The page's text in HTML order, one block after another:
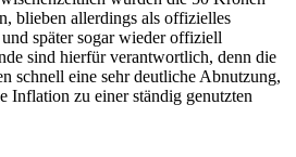
blieben allerdings als offizielles
später sogar wieder offiziell
sind hierfür verantwortlich, denn die
schnell eine sehr deutliche Abnutzung,
Inflation zu einer ständig genutzten